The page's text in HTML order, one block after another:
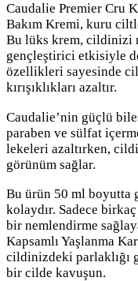
Caudalie Premier Cru
Bakım Kremi, kuru
Bu lüks krem, cildinizi
gençleştirici etkisiyle
özellikleri sayesinde
kırışıklıkları azaltır.
Caudalie’nin güçlü
paraben ve sülfat
lekeleri azaltırken,
görünüm sağlar.
Bu ürün 50 ml boyutta
kolaydır. Sadece
bir nemlendirme
Kapsamlı Yaşlanma
cildinizdeki parlaklığı
bir cilde kavuşun.